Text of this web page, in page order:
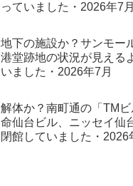
っていました・2026年7月
地下の施設か？サンモー
港堂跡地の状況が見える
いました・2026年7月
解体か？南町通の「TM
命仙台ビル、ニッセイ仙
閉館していました・2026